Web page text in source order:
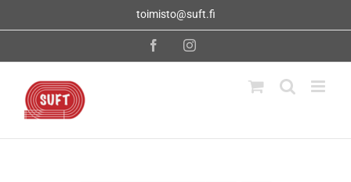
toimisto@suft.fi
FacebookInstagram